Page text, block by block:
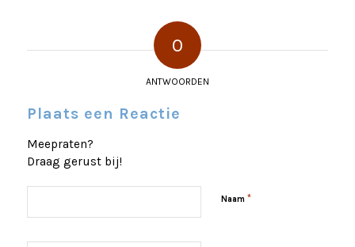
0
ANTWOORDEN
Plaats een Reactie
Meepraten?
Draag gerust bij!
Naam *